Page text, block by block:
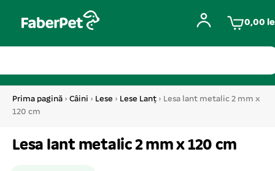
0,00
Prima pagină › Câini › Lese › Lese Lanț › Lesa lant metalic 2 mm x
120 cm
Lesa lant metalic 2 mm x 120 cm